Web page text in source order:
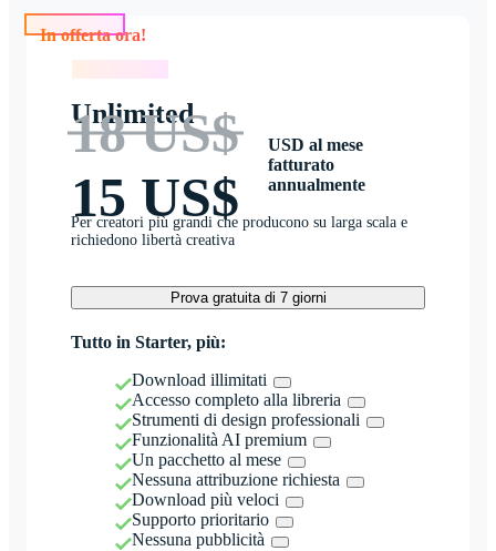
Unlimited
18 US$
15 US$
USD al mese
fatturato
annualmente
Per creatori più grandi che producono su larga scala e
richiedono libertà creativa
Prova gratuita di 7 giorni
Tutto in Starter, più:
Download illimitati
Accesso completo alla libreria
Strumenti di design professionali
Funzionalità AI premium
Un pacchetto al mese
Nessuna attribuzione richiesta
Download più veloci
Supporto prioritario
Nessuna pubblicità